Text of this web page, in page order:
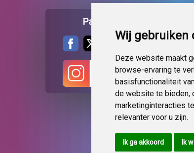
Wij gebruiken
Deze website maakt
browse-ervaring te
basisfunctionaliteit
de website te bieden,
marketinginteracties
relevanter voor u zijn.
Ik ga akkoord Ik
Pagina delen